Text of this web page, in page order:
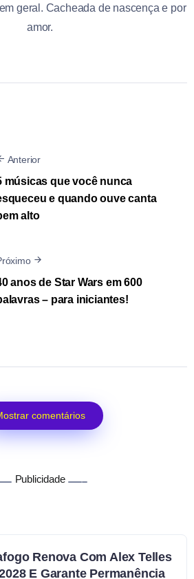
geral. Cacheada de nascença e por
amor.
Anterior
músicas que você nunca
e quando ouve canta
alto
anos de Star Wars em 600
– para iniciantes!
comentários
Publicidade
Renova Com Alex Telles
E Garante Permanência